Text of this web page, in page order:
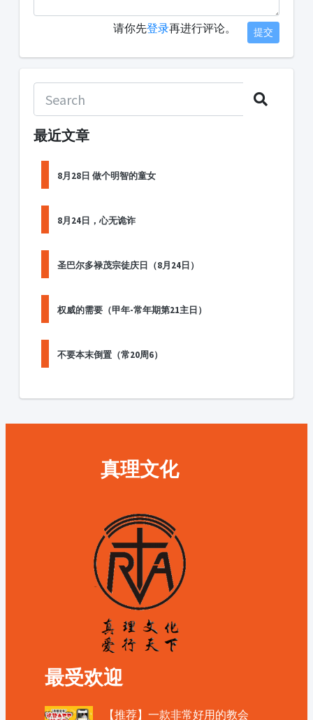
请你先登录再进行评论。 提交
最近文章
8月28日 做个明智的童女
8月24日，心无诡诈
圣巴尔多禄茂宗徒庆日（8月24日）
权威的需要（甲年-常年期第21主日）
不要本末倒置（常20周6）
真理文化
最受欢迎
【推荐】一款非常好用的教会